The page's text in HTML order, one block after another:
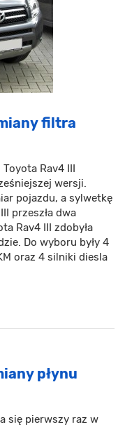
filtra
Rav4 III
wersji.
pojazdu, a sylwetkę
przeszła dwa
Rav4 III zdobyła
Do wyboru były 4
oraz 4 silniki diesla
płynu
się pierwszy raz w